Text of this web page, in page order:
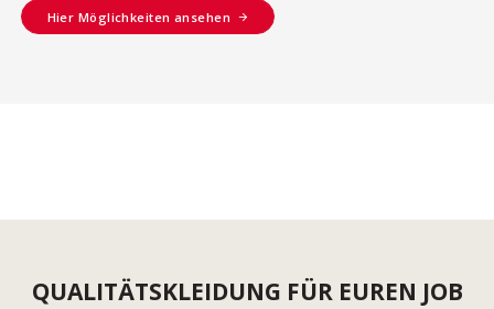
Hier Möglichkeiten ansehen
QUALITÄTSKLEIDUNG FÜR EUREN JOB